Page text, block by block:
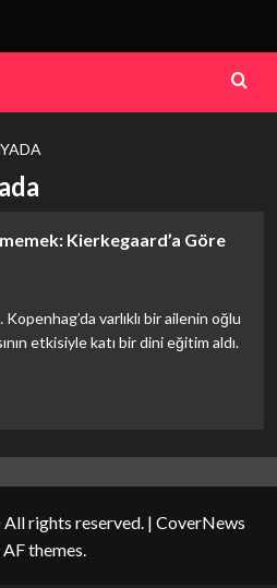
Kierkegaard’a Göre
varlıklı bir ailenin oğlu
etkisiyle katı bir dini eğitim aldı.
rights reserved. | CoverNews
themes.